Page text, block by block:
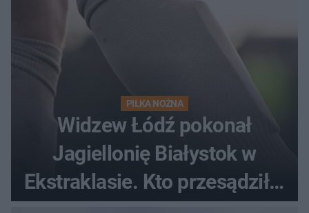
PIŁKA NOŻNA
Widzew Łódź pokonał
Jagiellonię Białystok w
Ekstraklasie. Kto przesądził o